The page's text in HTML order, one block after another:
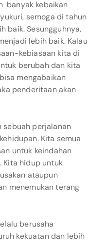
banyak kebaikan
semoga di tahun
baik. Sesungguhnya,
lebih baik. Kalau
kebiasaan kita di
berubah dan kita
mengabaikan
penderitaan akan
sebuah perjalanan
Kita semua
untuk keindahan
Kita hidup untuk
ataupun
menemukan terang
berusaha
kekuatan dan lebih